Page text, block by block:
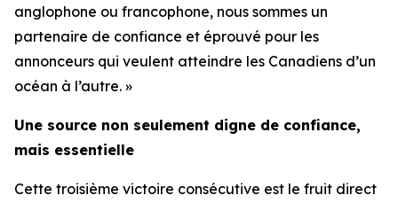
anglophone ou francophone, nous sommes un
partenaire de confiance et éprouvé pour les
annonceurs qui veulent atteindre les Canadiens d’un
océan à l’autre. »
Une source non seulement digne de confiance,
mais essentielle
Cette troisième victoire consécutive est le fruit direct